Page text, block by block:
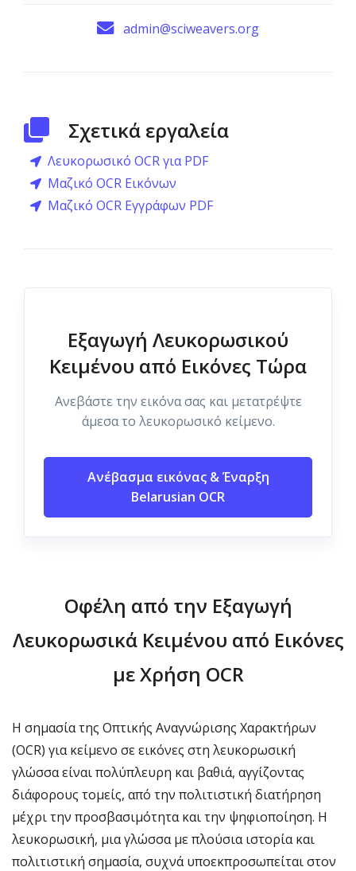
admin@sciweavers.org
Σχετικά εργαλεία
Λευκορωσικό OCR για PDF
Μαζικό OCR Εικόνων
Μαζικό OCR Εγγράφων PDF
Εξαγωγή Λευκορωσικού
Κειμένου από Εικόνες Τώρα
Ανεβάστε την εικόνα σας και μετατρέψτε
άμεσα το λευκορωσικό κείμενο.
Ανέβασμα εικόνας & Έναρξη
Belarusian OCR
Οφέλη από την Εξαγωγή
Λευκορωσικά Κειμένου από Εικόνες
με Χρήση OCR
Η σημασία της Οπτικής Αναγνώρισης Χαρακτήρων
(OCR) για κείμενο σε εικόνες στη λευκορωσική
γλώσσα είναι πολύπλευρη και βαθιά, αγγίζοντας
διάφορους τομείς, από την πολιτιστική διατήρηση
μέχρι την προσβασιμότητα και την ψηφιοποίηση. Η
λευκορωσική, μια γλώσσα με πλούσια ιστορία και
πολιτιστική σημασία, συχνά υποεκπροσωπείται στον